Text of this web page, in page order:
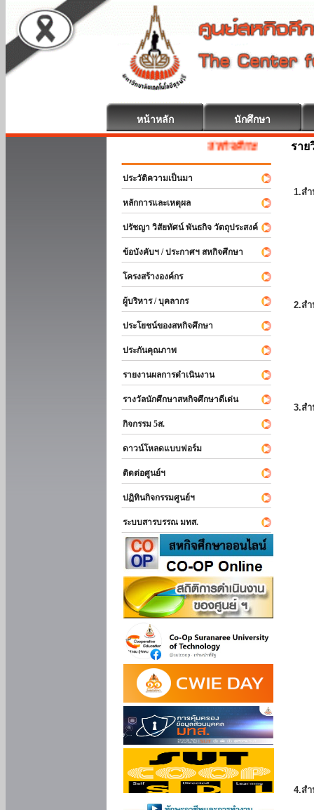
หน้าหลัก นักศึกษา
สหกิจศึกษา ยินดีต้อนรับ
ประวัติความเป็นมา
หลักการและเหตุผล
ปรัชญา วิสัยทัศน์ พันธกิจ วัตถุประสงค์
ข้อบังคับฯ / ประกาศฯ สหกิจศึกษา
โครงสร้างองค์กร
ผู้บริหาร / บุคลากร
ประโยชน์ของสหกิจศึกษา
ประกันคุณภาพ
รายงานผลการดำเนินงาน
รางวัลนักศึกษาสหกิจศึกษาดีเด่น
กิจกรรม 5ส.
ดาวน์โหลดแบบฟอร์ม
ติดต่อศูนย์ฯ
ปฏิทินกิจกรรมศูนย์ฯ
ระบบสารบรรณ มทส.
ราย
1.ส
2.ส
3.ส
4.ส